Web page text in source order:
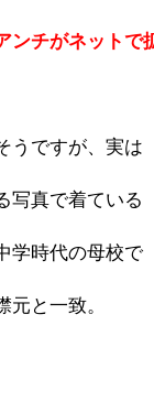
ンチがネットで
うですが、実は
写真で着ている
学時代の母校で
元と一致。